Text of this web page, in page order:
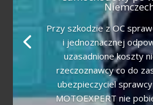
Przy szkodzie z OC
i jednoznacznej
uzasadnione koszty
rzeczoznawcy co do
ubezpieczyciel
MOTOEXPERT nie